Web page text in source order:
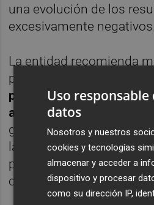
una evolución de los
excesivamente negativos.
La entidad recomienda
posiciones y
peso en renta variable
agresivas. Asimismo, irá
gradualmente en todos
la mitad de la renta
posiciones indexadas a
calidad.
Uso responsable
datos
Nosotros y nuestros
cookies y tecnologías
almacenar y acceder a
dispositivo y procesar
como su dirección IP,